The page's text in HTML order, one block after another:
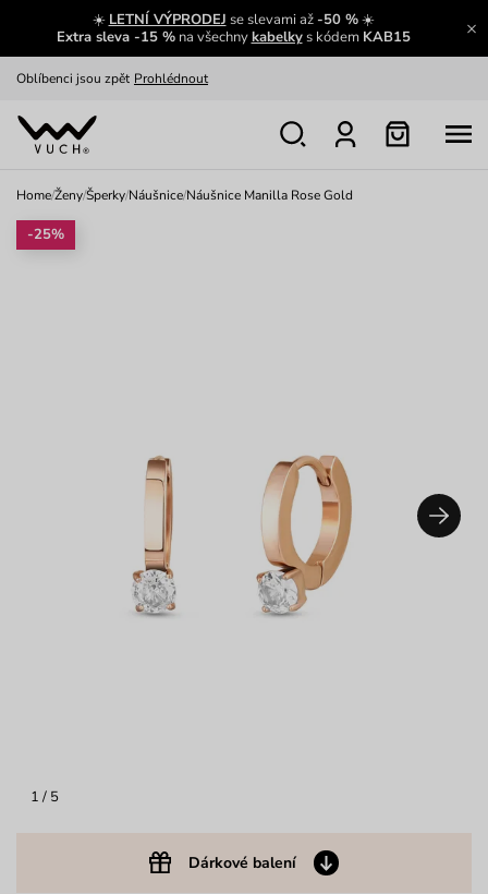
☀️ LETNÍ VÝPRODEJ se slevami až -50 %☀️
Extra sleva -15 %na všechnykabelkys kódem KAB15
Výměna a vrácení zdarma Zobrazit
Oblíbenci jsou zpět Prohlédnout
Nech se inspirovat
Home/Ženy/Šperky/Náušnice/Náušnice Manilla Rose Gold
1 / 5
Dárkové balení
-25%